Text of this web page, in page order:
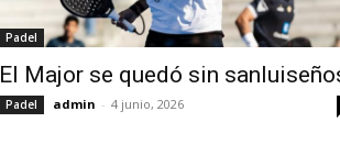
Padel
El Major se quedó sin
Padel admin - 4 junio, 2026